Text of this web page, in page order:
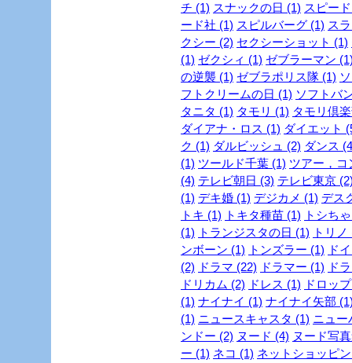
チ (1) スナックの日 (1) スピー
ード社 (1) スピルバーグ (1) ス
クシー (2) セクシーショット (1)
(1) ゼクシィ (1) ゼブラーマン
の逆襲 (1) ゼブラポリス隊 (1)
フトクリームの日 (1) ソフトバ
タニタ (1) タモリ (1) タモリ倶
ダイアナ・ロス (1) ダイエット
ク (1) ダルビッシュ (2) ダンス
(1) ツールド千葉 (1) ツアー，コ
(4) テレビ朝日 (3) テレビ東京
(1) デキ婚 (1) デジカメ (1) デス
トキ (1) トキタ種苗 (1) トシち
(1) トランジスタの日 (1) トリノ
ンボーン (1) トンズラー (1) ド
(2) ドラマ (22) ドラマー (1) ド
ドリカム (2) ドレス (1) ドロッ
(1) ナイナイ (1) ナイナイ矢部
(1) ニュースキャスタ (1) ニュー
ンドー (2) ヌード (4) ヌード写
ー (1) ネコ (1) ネットショッピ